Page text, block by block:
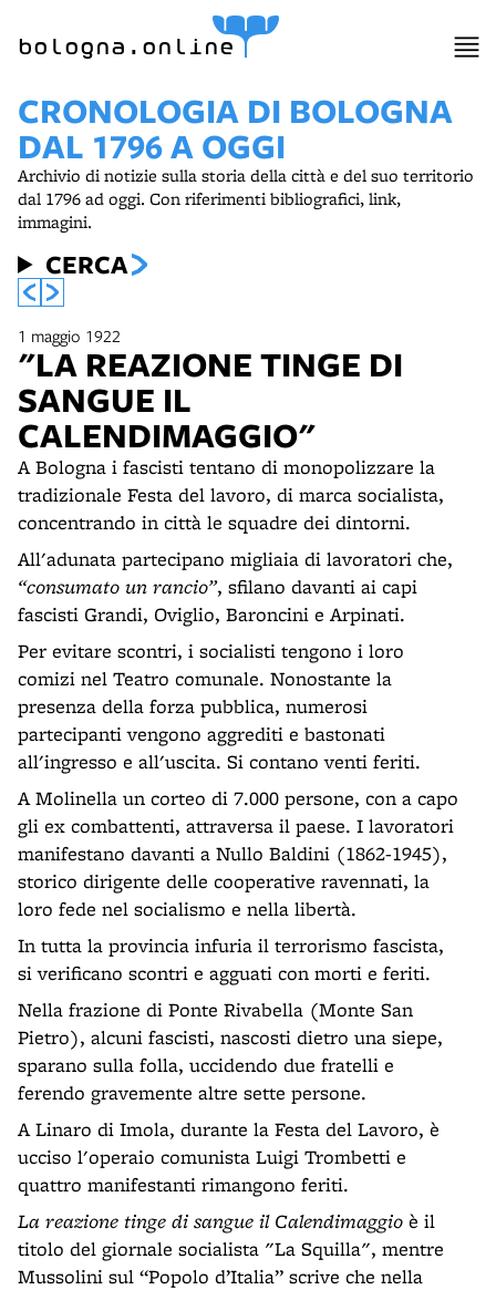
bologna.online
CRONOLOGIA DI BOLOGNA
DAL 1796 A OGGI
Archivio di notizie sulla storia della città e del suo territorio
dal 1796 ad oggi. Con riferimenti bibliografici, link,
immagini.
CERCA
1 maggio 1922
"LA REAZIONE TINGE DI
SANGUE IL
CALENDIMAGGIO"
A Bologna i fascisti tentano di monopolizzare la
tradizionale Festa del lavoro, di marca socialista,
concentrando in città le squadre dei dintorni.
All'adunata partecipano migliaia di lavoratori che,
“consumato un rancio”, sfilano davanti ai capi
fascisti Grandi, Oviglio, Baroncini e Arpinati.
Per evitare scontri, i socialisti tengono i loro
comizi nel Teatro comunale. Nonostante la
presenza della forza pubblica, numerosi
partecipanti vengono aggrediti e bastonati
all'ingresso e all'uscita. Si contano venti feriti.
A Molinella un corteo di 7.000 persone, con a capo
gli ex combattenti, attraversa il paese. I lavoratori
manifestano davanti a Nullo Baldini (1862-1945),
storico dirigente delle cooperative ravennati, la
loro fede nel socialismo e nella libertà.
In tutta la provincia infuria il terrorismo fascista,
si verificano scontri e agguati con morti e feriti.
Nella frazione di Ponte Rivabella (Monte San
Pietro), alcuni fascisti, nascosti dietro una siepe,
sparano sulla folla, uccidendo due fratelli e
ferendo gravemente altre sette persone.
A Linaro di Imola, durante la Festa del Lavoro, è
ucciso l'operaio comunista Luigi Trombetti e
quattro manifestanti rimangono feriti.
La reazione tinge di sangue il Calendimaggio è il
titolo del giornale socialista "La Squilla", mentre
Mussolini sul “Popolo d’Italia” scrive che nella